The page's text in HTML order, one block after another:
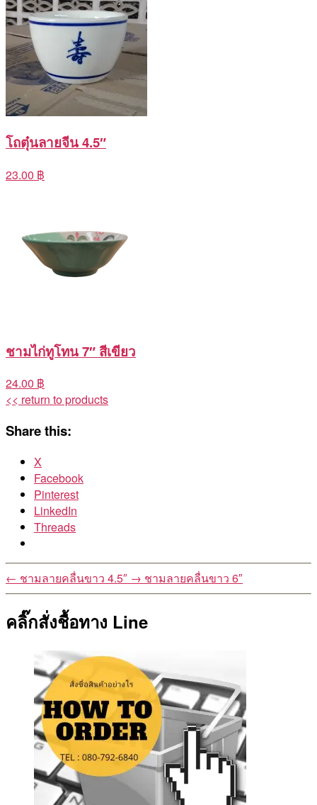
โถตุ๋นลายจีน 4.5″
23.00 ฿
ชามไก่ทูโทน 7″ สีเขียว
24.00 ฿
<< return to products
Share this:
X
Facebook
Pinterest
LinkedIn
Threads
← ชามลายคลื่นขาว 4.5″ → ชามลายคลื่นขาว 6″
คลิ๊กสั่งชื้อทาง Line